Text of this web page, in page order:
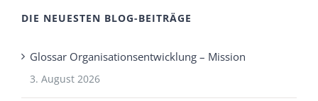
DIE NEUESTEN BLOG-BEITRÄGE
Glossar Organisationsentwicklung – Mission
3. August 2026